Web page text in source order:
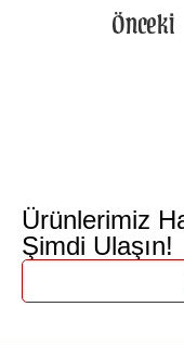
Önceki
Ürünlerimiz
Şimdi Ulaşın!